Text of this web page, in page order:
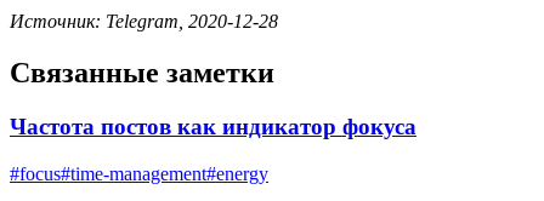
Источник: Telegram, 2020-12-28
Связанные заметки
Частота постов как индикатор фокуса
#focus#time-management#energy